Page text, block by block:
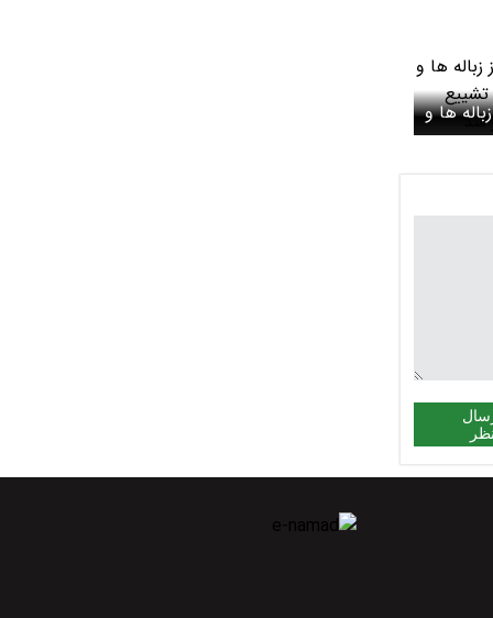
ها و
تشییع
نظر